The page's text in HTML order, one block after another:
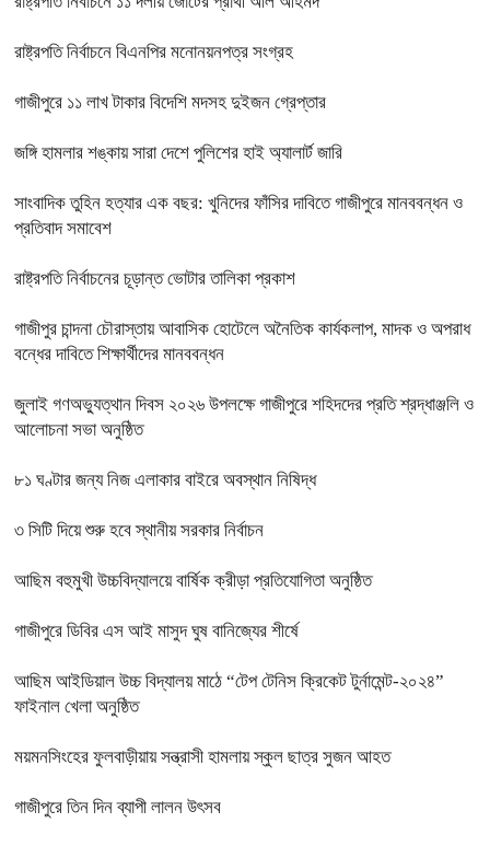
রাষ্ট্রপতি নির্বাচনে বিএনপির মনোনয়নপত্র সংগ্রহ
গাজীপুরে ১১ লাখ টাকার বিদেশি মদসহ দুইজন গ্রেপ্তার
জঙ্গি হামলার শঙ্কায় সারা দেশে পুলিশের হাই অ্যালার্ট জারি
সাংবাদিক তুহিন হত্যার এক বছর: খুনিদের ফাঁসির দাবিতে গাজীপুরে মানববন্ধন ও
প্রতিবাদ সমাবেশ
রাষ্ট্রপতি নির্বাচনের চূড়ান্ত ভোটার তালিকা প্রকাশ
গাজীপুর চান্দনা চৌরাস্তায় আবাসিক হোটেলে অনৈতিক কার্যকলাপ, মাদক ও অপরাধ
বন্ধের দাবিতে শিক্ষার্থীদের মানববন্ধন
জুলাই গণঅভ্যুত্থান দিবস ২০২৬ উপলক্ষে গাজীপুরে শহিদদের প্রতি শ্রদ্ধাঞ্জলি ও
আলোচনা সভা অনুষ্ঠিত
৮১ ঘণ্টার জন্য নিজ এলাকার বাইরে অবস্থান নিষিদ্ধ
৩ সিটি দিয়ে শুরু হবে স্থানীয় সরকার নির্বাচন
আছিম বহুমুখী উচ্চবিদ্যালয়ে বার্ষিক ক্রীড়া প্রতিযোগিতা অনুষ্ঠিত
গাজীপুরে ডিবির এস আই মাসুদ ঘুষ বানিজ্যের শীর্ষে
আছিম আইডিয়াল উচ্চ বিদ্যালয় মাঠে “টেপ টেনিস ক্রিকেট টুর্নামেন্ট-২০২৪”
ফাইনাল খেলা অনুষ্ঠিত
ময়মনসিংহের ফুলবাড়ীয়ায় সন্ত্রাসী হামলায় স্কুল ছাত্র সুজন আহত
গাজীপুরে তিন দিন ব্যাপী লালন উৎসব